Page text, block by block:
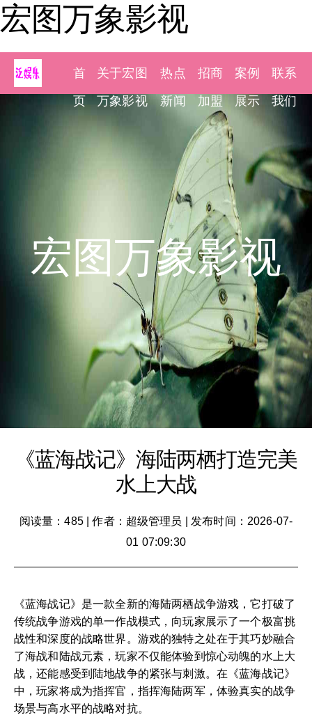
宏图万象影视
首
页
关于宏图
万象影视
热点
新闻
招商
加盟
案例
展示
联系
我们
宏图万象影视
《蓝海战记》海陆两栖打造完美
水上大战
阅读量：485|作者：超级管理员
发布时间：2026-07-
01 07:09:30
《蓝海战记》是一款全新的海陆两栖战争游戏，它打破了
传统战争游戏的单一作战模式，向玩家展示了一个极富挑
战性和深度的战略世界。游戏的独特之处在于其巧妙融合
了海战和陆战元素，玩家不仅能体验到惊心动魄的水上大
战，还能感受到陆地战争的紧张与刺激。在《蓝海战记》
中，玩家将成为指挥官，指挥海陆两军，体验真实的战争
场景与高水平的战略对抗。